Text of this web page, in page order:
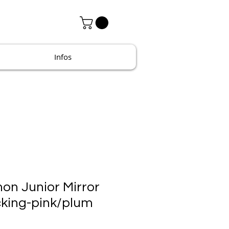
Infos
Junior Mirror
pink/plum